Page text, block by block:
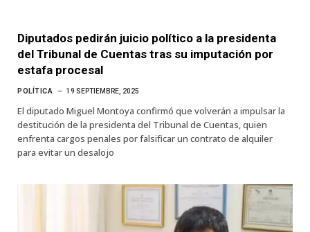
Diputados pedirán juicio político a la presidenta
del Tribunal de Cuentas tras su imputación por
estafa procesal
POLÍTICA 19 SEPTIEMBRE, 2025
El diputado Miguel Montoya confirmó que volverán a impulsar la
destitución de la presidenta del Tribunal de Cuentas, quien
enfrenta cargos penales por falsificar un contrato de alquiler
para evitar un desalojo